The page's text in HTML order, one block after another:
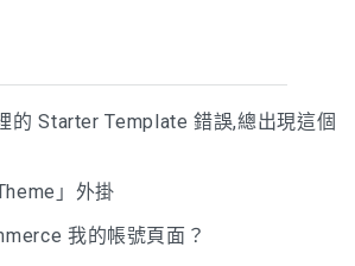
的 Starter Template 錯誤,總出現這個
」外掛
我的帳號頁面？